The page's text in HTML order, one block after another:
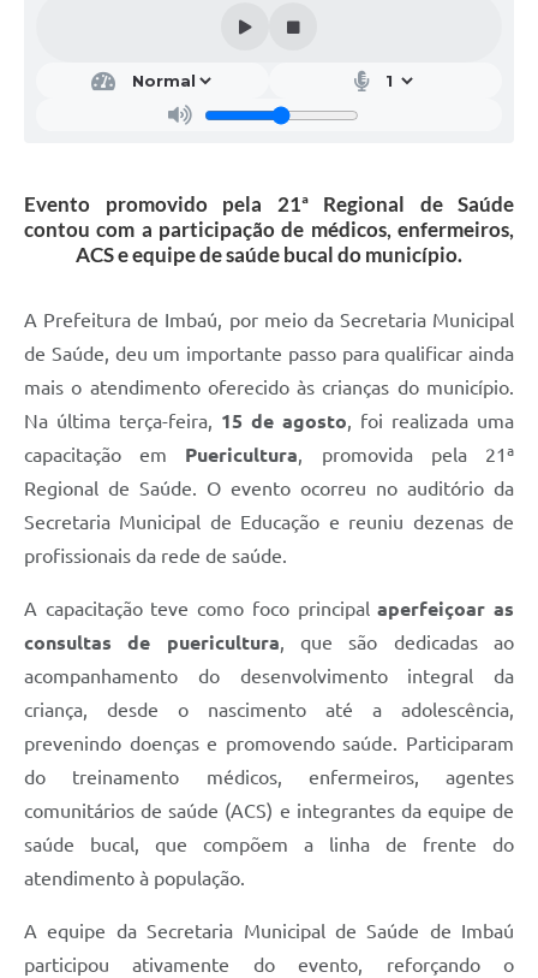
Evento promovido pela 21ª Regional de Saúde
contou com a participação de médicos, enfermeiros,
ACS e equipe de saúde bucal do município.
A Prefeitura de Imbaú, por meio da Secretaria Municipal
de Saúde, deu um importante passo para qualificar ainda
mais o atendimento oferecido às crianças do município.
Na última terça-feira, 15 de agosto, foi realizada uma
capacitação em Puericultura, promovida pela 21ª
Regional de Saúde. O evento ocorreu no auditório da
Secretaria Municipal de Educação e reuniu dezenas de
profissionais da rede de saúde.
A capacitação teve como foco principalaperfeiçoar as
consultas de puericultura, que são dedicadas ao
acompanhamento do desenvolvimento integral da
criança, desde o nascimento até a adolescência,
prevenindo doenças e promovendo saúde. Participaram
do treinamento médicos, enfermeiros, agentes
comunitários de saúde (ACS) e integrantes da equipe de
saúde bucal, que compõem a linha de frente do
atendimento à população.
A equipe da Secretaria Municipal de Saúde de Imbaú
participou ativamente do evento, reforçando o